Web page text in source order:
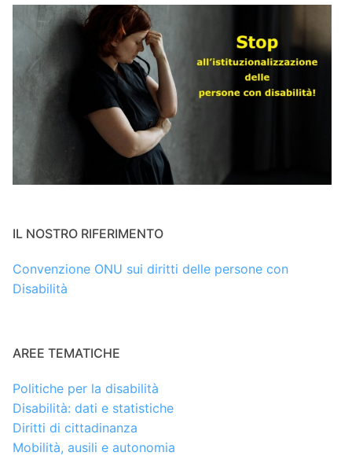
IL NOSTRO RIFERIMENTO
Convenzione ONU sui diritti delle persone con
Disabilità
AREE TEMATICHE
Politiche per la disabilità
Disabilità: dati e statistiche
Diritti di cittadinanza
Mobilità, ausili e autonomia